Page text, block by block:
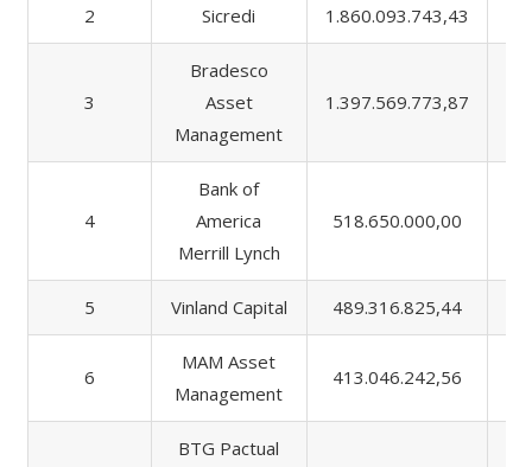
2 Sicredi 1.860.093.743,43
3
Bradesco
Asset
Management
1.397.569.773,87
4
Bank of
America
Merrill Lynch
518.650.000,00
5 Vinland Capital 489.316.825,44
6
MAM Asset
Management
413.046.242,56
BTG Pactual